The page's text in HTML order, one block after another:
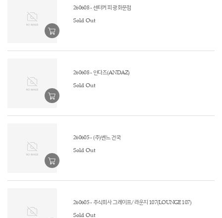
260608 - 센터커피 광화문점
Sold Out
260608 - 안다즈(ANDAZ)
Sold Out
260605 - (주)쎈느 건국
Sold Out
260605 - 주식회사 그레이프/라운지 107(LOUNGE 107)
Sold Out